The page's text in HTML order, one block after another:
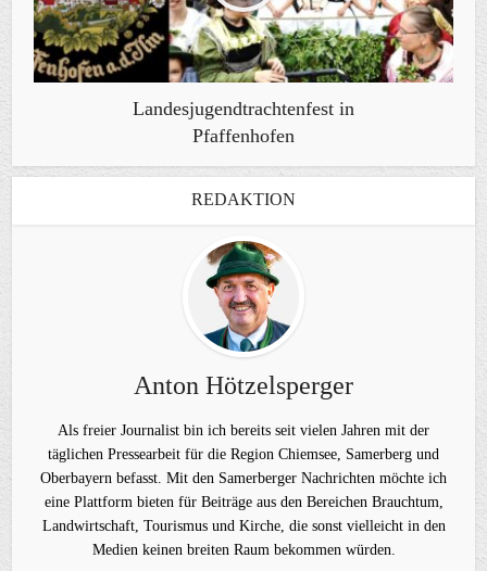
Landesjugendtrachtenfest in
Pfaffenhofen
REDAKTION
Anton Hötzelsperger
Als freier Journalist bin ich bereits seit vielen Jahren mit der
täglichen Pressearbeit für die Region Chiemsee, Samerberg und
Oberbayern befasst. Mit den Samerberger Nachrichten möchte ich
eine Plattform bieten für Beiträge aus den Bereichen Brauchtum,
Landwirtschaft, Tourismus und Kirche, die sonst vielleicht in den
Medien keinen breiten Raum bekommen würden.